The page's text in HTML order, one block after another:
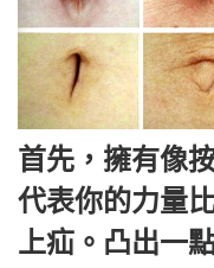
首先，擁有像
代表你的力量
上疝。凸出一